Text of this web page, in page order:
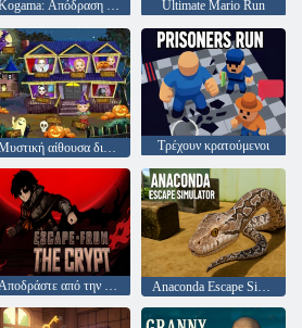
Kogama: Απόδραση από τη φυλακή Ultimate Mario Run
Τρέχουν κρατούμενοι
Αποδράστε από την κρύπτη Anaconda Escape Simulator